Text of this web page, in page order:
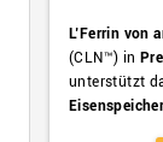
L’Ferrin von
(CLN™) in
unterstützt